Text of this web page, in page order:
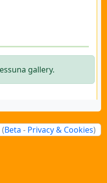
gallery.
Beta - Privacy & Cookies)